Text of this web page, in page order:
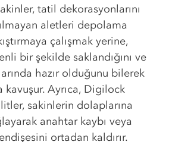
tatil dekorasyonlarını
aletleri depolama
çalışmak yerine,
bir şekilde saklandığını ve
hazır olduğunu bilerek
kavuşur. Ayrıca, Digilock
sakinlerin dolaplarına
anahtar kaybı veya
ortadan kaldırır.